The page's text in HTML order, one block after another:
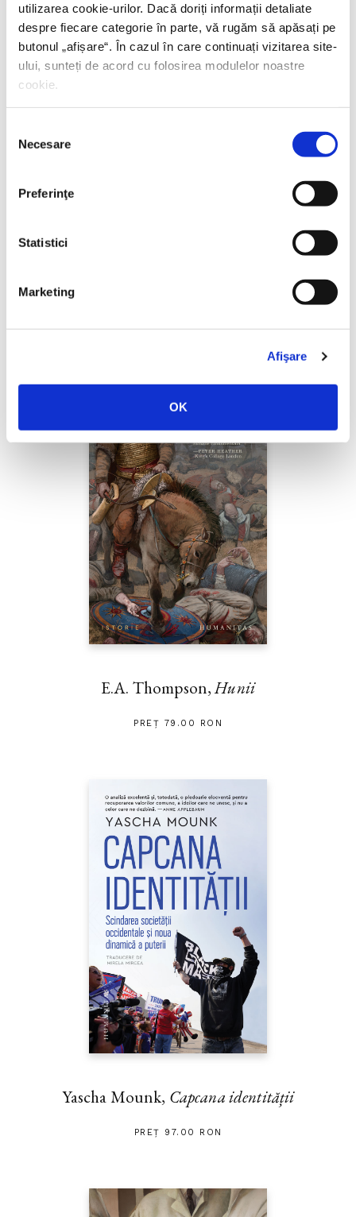
utilizarea cookie-urilor. Dacă doriți informații detaliate
despre fiecare categorie în parte, vă rugăm să apăsați pe
butonul „afișare“. În cazul în care continuați vizitarea site-
ului, sunteți de acord cu folosirea modulelor noastre
cookie.
consimțământului
Necesare
Preferinţe
Statistici
Marketing
Afişare
OK
Lumea noastră orwelliană
E.A. Thompson,Hunii
PREȚ 79.00 RON
Yascha Mounk, Capcana identității
PREȚ 97.00 RON